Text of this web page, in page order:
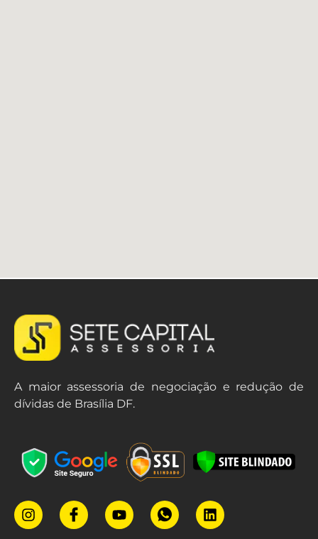
A maior assessoria de negociação e redução de
dívidas de Brasília DF.